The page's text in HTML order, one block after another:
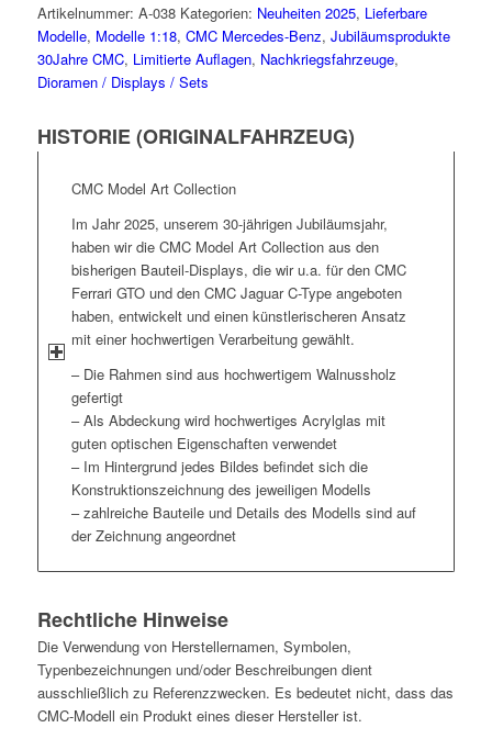
Artikelnummer: A-038 Kategorien: Neuheiten 2025, Lieferbare
Modelle, Modelle 1:18, CMC Mercedes-Benz, Jubiläumsprodukte
30Jahre CMC, Limitierte Auflagen, Nachkriegsfahrzeuge,
Dioramen / Displays / Sets
HISTORIE (ORIGINALFAHRZEUG)
CMC Model Art Collection
Im Jahr 2025, unserem 30-jährigen Jubiläumsjahr,
haben wir die CMC Model Art Collection aus den
bisherigen Bauteil-Displays, die wir u.a. für den CMC
Ferrari GTO und den CMC Jaguar C-Type angeboten
haben, entwickelt und einen künstlerischeren Ansatz
mit einer hochwertigen Verarbeitung gewählt.
– Die Rahmen sind aus hochwertigem Walnussholz
gefertigt
– Als Abdeckung wird hochwertiges Acrylglas mit
guten optischen Eigenschaften verwendet
– Im Hintergrund jedes Bildes befindet sich die
Konstruktionszeichnung des jeweiligen Modells
– zahlreiche Bauteile und Details des Modells sind auf
der Zeichnung angeordnet
Rechtliche Hinweise
Die Verwendung von Herstellernamen, Symbolen,
Typenbezeichnungen und/oder Beschreibungen dient
ausschließlich zu Referenzzwecken. Es bedeutet nicht, dass das
CMC-Modell ein Produkt eines dieser Hersteller ist.